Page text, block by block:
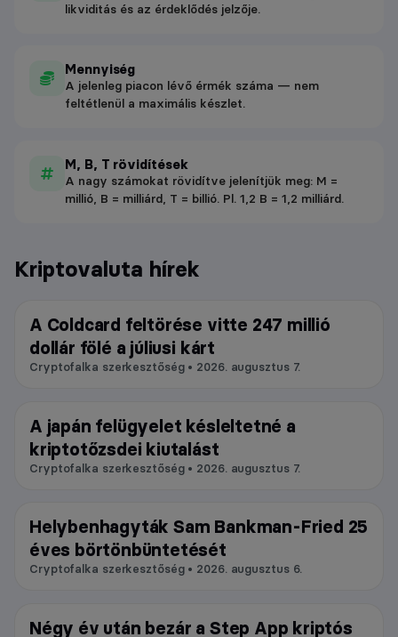
likviditás és az érdeklődés jelzője.
Mennyiség
A jelenleg piacon lévő érmék száma — nem
feltétlenül a maximális készlet.
M, B, T rövidítések
A nagy számokat rövidítve jelenítjük meg: M =
millió, B = milliárd, T = billió. Pl. 1,2 B = 1,2 milliárd.
Kriptovaluta hírek
Tárca
A Coldcard feltörése vitte 247 millió
dollár fölé a júliusi kárt
Cryptofalka szerkesztőség • 2026. augusztus 7.
Kereskedés
A japán felügyelet késleltetné a
kriptotőzsdei kiutalást
Cryptofalka szerkesztőség • 2026. augusztus 7.
Tőzsde
Helybenhagyták Sam Bankman-Fried 25
éves börtönbüntetését
Cryptofalka szerkesztőség • 2026. augusztus 6.
Altcoin
Négy év után bezár a Step App kriptós